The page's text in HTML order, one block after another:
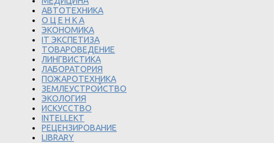
АВТОТЕХНИКА
О Ц Е Н К А
ЭКОНОМИКА
IT ЭКСПЕТИЗА
ТОВАРОВЕДЕНИЕ
ЛИНГВИСТИКА
ЛАБОРАТОРИЯ
ПОЖАРОТЕХНИКА
ЗЕМЛЕУСТРОЙСТВО
ЭКОЛОГИЯ
ИСКУССТВО
INTELLEKT
РЕЦЕНЗИРОВАНИЕ
LIBRARY